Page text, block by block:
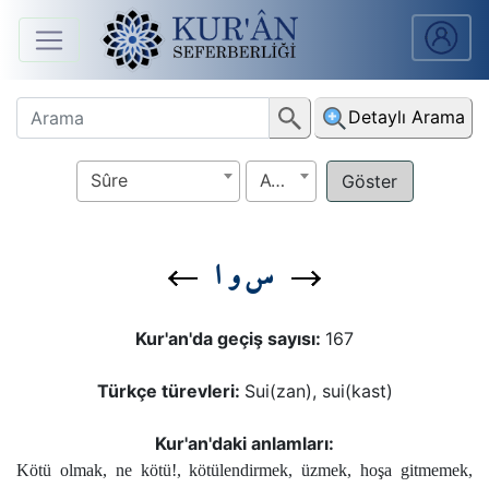
Anasayfa
Sûreler
Arapça
Detaylı Arama
Sûre Ayet
س و ا
Kur'an'da geçiş sayısı: 167
Türkçe türevleri: Sui(zan), sui(kast)
Kur'an'daki anlamları:
Kötü olmak, ne kötü!, kötülendirmek, üzmek, hoşa gitmemek,